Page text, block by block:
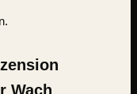
Wach